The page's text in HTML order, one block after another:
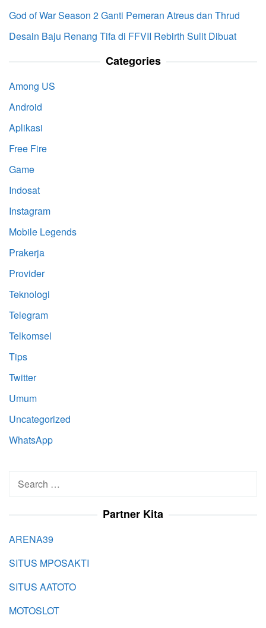
God of War Season 2 Ganti Pemeran Atreus dan Thrud
Desain Baju Renang Tifa di FFVII Rebirth Sulit Dibuat
Categories
Among US
Android
Aplikasi
Free Fire
Game
Indosat
Instagram
Mobile Legends
Prakerja
Provider
Teknologi
Telegram
Telkomsel
Tips
Twitter
Umum
Uncategorized
WhatsApp
Search
for:
Partner Kita
ARENA39
SITUS MPOSAKTI
SITUS AATOTO
MOTOSLOT